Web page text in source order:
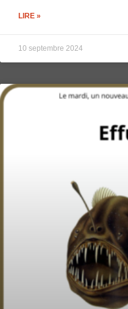
LIRE »
10 septembre 2024